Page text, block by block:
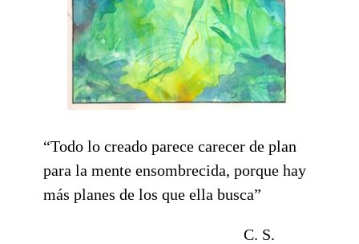
“Todo lo creado parece carecer de plan
para la mente ensombrecida, porque hay
más planes de los que ella busca”
C. S.